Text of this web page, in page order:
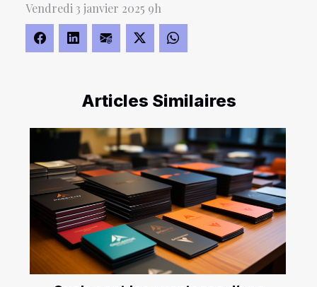
Articles Similaires
Vendredi 3 janvier 2025 9h